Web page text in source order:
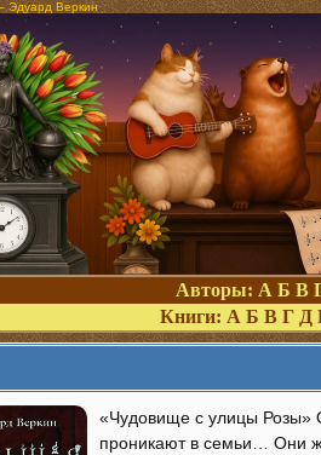
Эдуард Веркин
Авторы: А Б В
Книги: А Б В Г Д
«Чудовище с улицы Розы»
проникают в семьи… Они